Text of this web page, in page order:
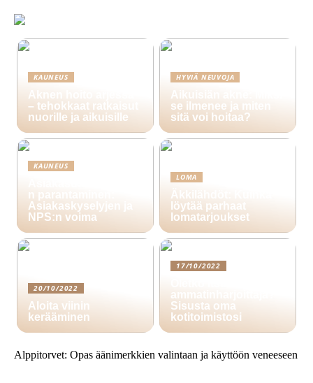
KAUNEUS
Aknen hoito arjessa
– tehokkaat ratkaisut
nuorille ja aikuisille
HYVIÄ NEUVOJA
Aikuisiän akne: Miksi
se ilmenee ja miten
sitä voi hoitaa?
KAUNEUS
n parantaminen:
Asiakaskyselyjen ja
NPS:n voima
LOMA
Äkkilähdöt: Kuinka
löytää parhaat
lomatarjoukset
20/10/2022
Aloita viinin
kerääminen
17/10/2022
ammatinharjoittaja?
Sisusta oma
kotitoimistosi
Alppitorvet: Opas äänimerkkien valintaan ja käyttöön veneeseen